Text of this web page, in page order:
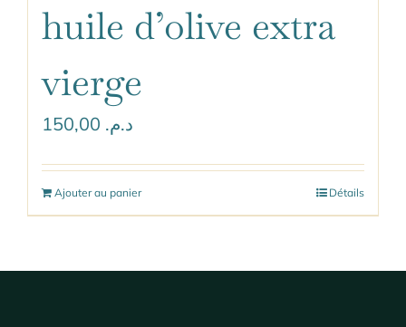
huile d’olive extra
vierge
د.م.
Ajouter au panier Détails